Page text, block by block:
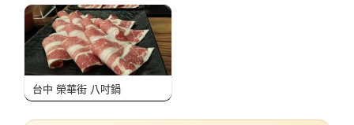
台中 榮華街 八吋鍋